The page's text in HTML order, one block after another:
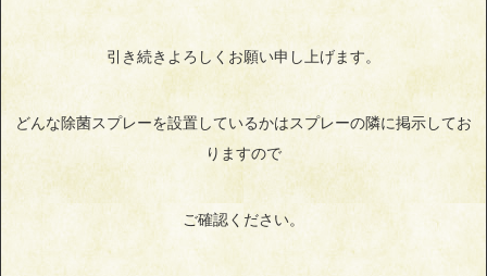
引き続きよろしくお願い申し上げます。
どんな除菌スプレーを設置しているかはスプレーの隣に掲示してお
りますので
ご確認ください。